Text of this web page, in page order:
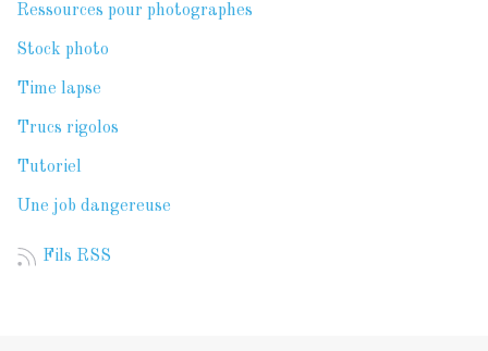
Ressources pour photographes
Stock photo
Time lapse
Trucs rigolos
Tutoriel
Une job dangereuse
Fils RSS